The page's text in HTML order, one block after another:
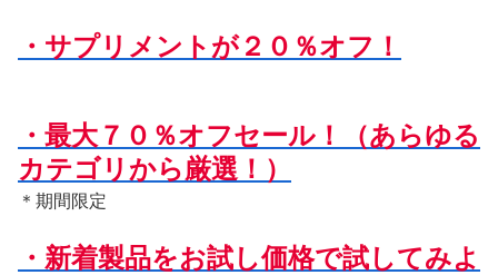
・サプリメントが２０％オフ！
・最大７０％オフセール！（あらゆる
カテゴリから厳選！）
＊期間限定
・新着製品をお試し価格で試してみよ